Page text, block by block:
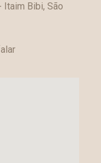
Itaim Bibi, São